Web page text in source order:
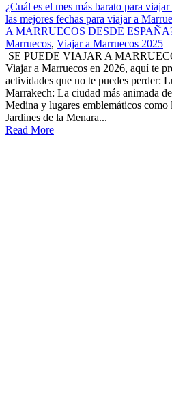
¿Cuál es el mes más barato para
las mejores fechas para viajar a
A MARRUECOS DESDE
Marruecos, Viajar a Marruecos 2025
SE PUEDE VIAJAR A
Viajar a Marruecos en 2026, aquí te
actividades que no te puedes perder:
Marrakech: La ciudad más animada
Medina y lugares emblemáticos como
Jardines de la Menara...
Read More